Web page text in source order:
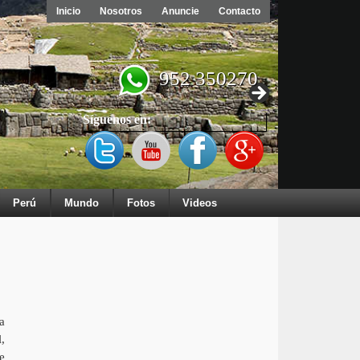
Inicio Nosotros Anuncie Contacto
952 350270
Síguenos en:
Perú Mundo Fotos Videos